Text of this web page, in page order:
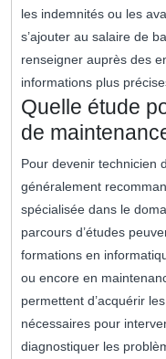
les indemnités ou les
s’ajouter au salaire de
renseigner auprès des
informations plus
Quelle étude
de
Pour devenir technicien
généralement
spécialisée dans le
parcours d’études
formations en
ou encore en
permettent d’acquérir
nécessaires pour
diagnostiquer les